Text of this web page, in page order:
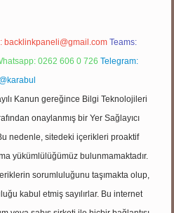
backlinkpaneli@gmail.com Teams:
0262 606 0 726 Telegram:
@karabul
Kanun gereğince Bilgi Teknolojileri
onaylanmış bir Yer Sağlayıcı
nedenle, sitedeki içerikleri proaktif
yükümlülüğümüz bulunmamaktadır.
sorumluluğunu taşımakta olup,
kabul etmiş sayılırlar. Bu internet